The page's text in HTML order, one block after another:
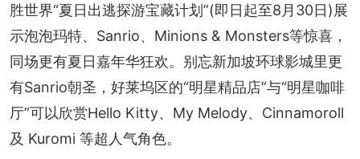
胜世界“夏日出逃探游宝藏计划”(即日起至8月30日)展
示泡泡玛特、Sanrio、Minions & Monsters等惊喜，
同场更有夏日嘉年华狂欢。别忘新加坡环球影城里更
有Sanrio朝圣，好莱坞区的“明星精品店”与“明星咖啡
厅”可以欣赏Hello Kitty、My Melody、Cinnamoroll
及 Kuromi 等超人气角色。